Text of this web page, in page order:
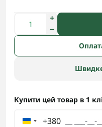
Купити цей товар в 1
+380